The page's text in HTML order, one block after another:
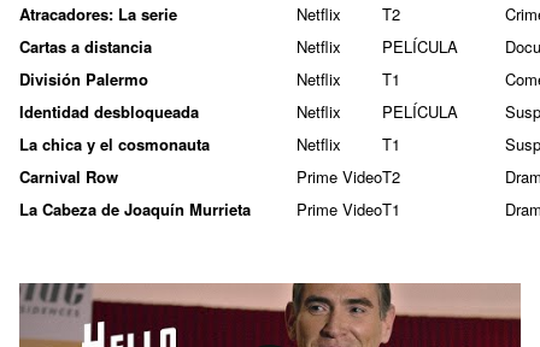
Atracadores: La serie
Netflix T2
Cartas a distancia
Netflix PELÍCULA
División Palermo
Netflix T1
Identidad desbloqueada
Netflix PELÍCULA
La chica y el cosmonauta
Netflix T1
Carnival Row
Prime VideoT2
La Cabeza de Joaquín Murrieta
Prime VideoT1